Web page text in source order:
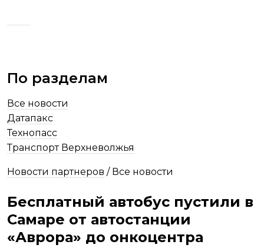
Новости партнеров / Все новости
Бесплатный автобус пустили в
Самаре от автостанции
«Аврора» до онкоцентра
По разделам
Все новости
Датапакс
Технопасс
Транспорт Верхневолжья